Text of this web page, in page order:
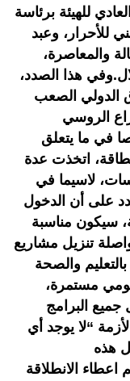
للهيئة برئاسة
للأحرار، وعبد
والمعاصرة،
هذا الصدد،
الدولي الصعب
الروسي
في ما يتعلق
اتخذت عدة
لاسيما في
على أن الدخول
سيكون مناسبة
تنزيل مشاريع
بالتعليم والصحة
مستمرة،
البرامج
“لا يوجد أي
هذه
اعطاء الانطلاقة